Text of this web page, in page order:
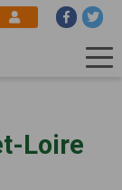
Loire